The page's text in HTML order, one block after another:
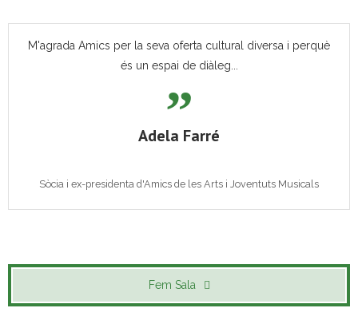
M'agrada Amics per la seva oferta cultural diversa i perquè
és un espai de diàleg...
Adela Farré
Sòcia i ex-presidenta d'Amics de les Arts i Joventuts Musicals
Fem Sala